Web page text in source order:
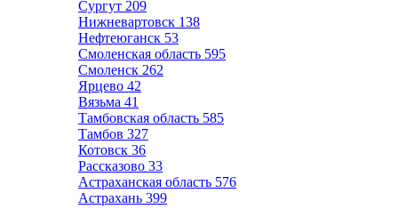
Сургут 209
Нижневартовск 138
Нефтеюганск 53
Смоленская область 595
Смоленск 262
Ярцево 42
Вязьма 41
Тамбовская область 585
Тамбов 327
Котовск 36
Рассказово 33
Астраханская область 576
Астрахань 399